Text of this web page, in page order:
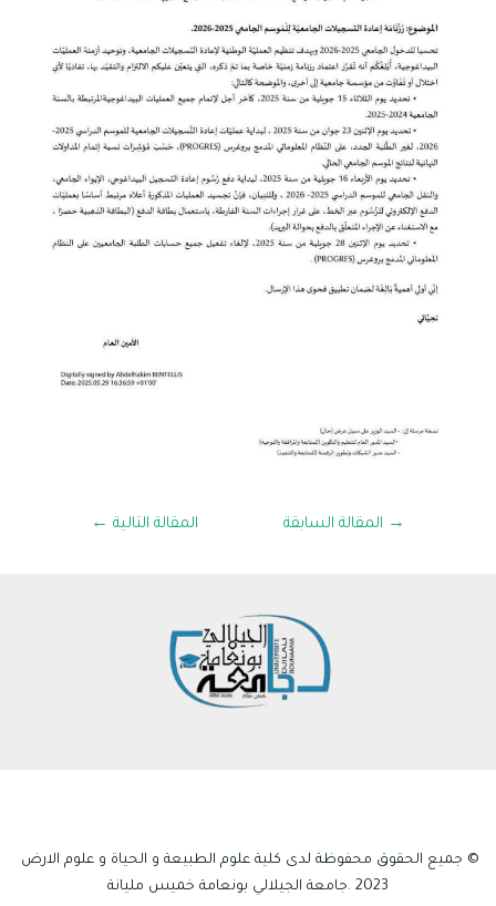
→ المقالة السابقة المقالة التالية ←
© جميع الحقوق محفوظة لدى كلية علوم الطبيعة و الحياة و علوم الارض
2023 .جامعة الجيلالي بونعامة خميس مليانة